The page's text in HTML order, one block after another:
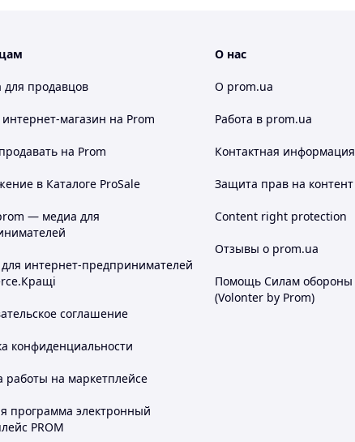
для продавцов
интернет-магазин на Prom
на Prom
в Каталоге ProSale
— медиа для
интернет-предпринимателей
соглашение
конфиденциальности
работы на маркетплейсе
программа электронный
PROM
О нас
О prom.ua
Работа в prom.ua
Контактная информация
Защита прав на контент
Content right protection
Отзывы о prom.ua
Помощь Силам обороны
(Volonter by Prom)